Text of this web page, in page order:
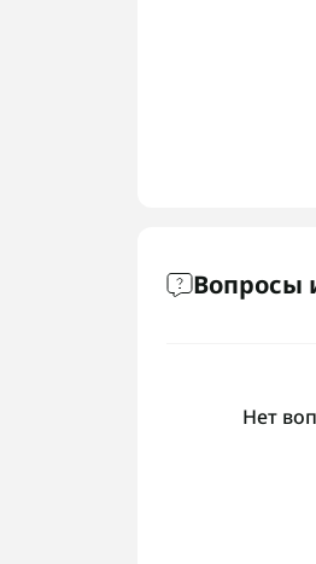
Вопросы
Нет